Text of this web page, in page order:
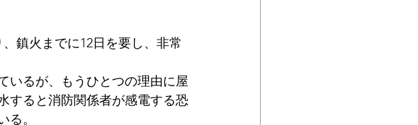
鎮火までに12日を要し、非常
いるが、もうひとつの理由に屋
すると消防関係者が感電する恐
。